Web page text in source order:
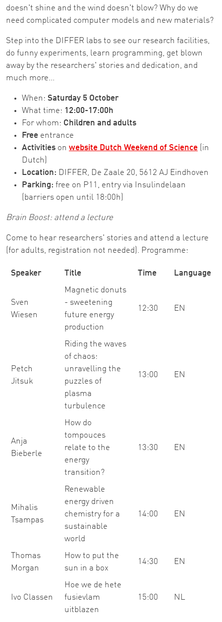
doesn't shine and the wind doesn't blow? Why do we
need complicated computer models and new materials?
Step into the DIFFER labs to see our research facilities,
do funny experiments, learn programming, get blown
away by the researchers' stories and dedication, and
much more...
When: Saturday 5 October
What time: 12:00-17:00h
For whom: Children and adults
Free entrance
Activities on website Dutch Weekend of Science (in
Dutch)
Location: DIFFER, De Zaale 20, 5612 AJ Eindhoven
Parking: free on P11, entry via Insulindelaan
(barriers open until 18:00h)
Brain Boost: attend a lecture
Come to hear researchers' stories and attend a lecture
(for adults, registration not needed). Programme:
Speaker Title Time Language
Sven
Wiesen
Magnetic donuts
- sweetening
future energy
production
12:30 EN
Petch
Jitsuk
Riding the waves
of chaos:
unravelling the
puzzles of
plasma
turbulence
13:00 EN
Anja
Bieberle
How do
tompouces
relate to the
energy
transition?
13:30 EN
Mihalis
Tsampas
Renewable
energy driven
chemistry for a
sustainable
world
14:00 EN
Thomas
Morgan
How to put the
sun in a box
14:30 EN
Ivo Classen
Hoe we de hete
fusievlam
uitblazen
15:00 NL